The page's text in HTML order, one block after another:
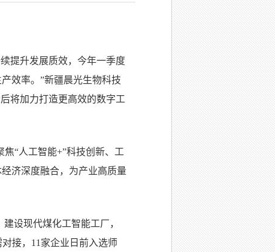
提升发展质效，今年一季度
效率。”新疆晨光生物科技
将加力打造更高效的数字工
“人工智能+”科技创新、工
济深度融合，为产业高质量
设现代煤化工智能工厂，
接，11家企业日前入选师